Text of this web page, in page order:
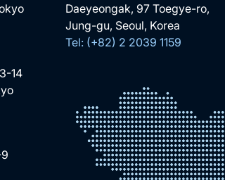
14
Daeyeongak, 97 Toegye-ro,
Jung-gu, Seoul, Korea
Tel: (+82) 2 2039 1159